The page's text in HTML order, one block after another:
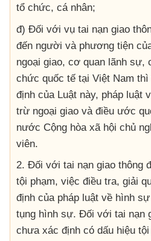
tổ chức, cá nhân;
đ) Đối với vụ tai nạn giao
đến người và phương tiện
ngoại giao, cơ quan lãnh sự,
chức quốc tế tại Việt Nam
định của Luật này, pháp luật
trừ ngoại giao và điều ước
nước Cộng hòa xã hội chủ
viên.
2. Đối với tai nạn giao thông
tội phạm, việc điều tra, giải
định của pháp luật về hình
tụng hình sự. Đối với tai nạn
chưa xác định có dấu hiệu